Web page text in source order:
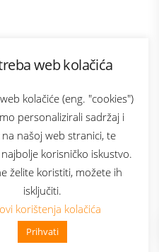
web kolačića
kolačiće (eng. "cookies")
personalizirali sadržaj i
na našoj web stranici, te
korisničko iskustvo.
želite koristiti, možete ih
isključiti.
korištenja kolačića
Prihvati
mogu pomoći?